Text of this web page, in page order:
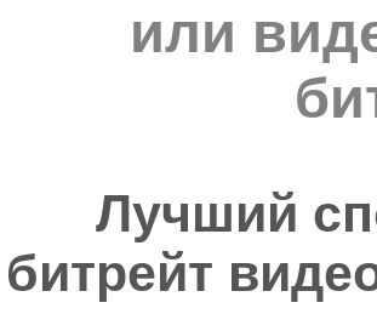
или
Лучший
битрейт